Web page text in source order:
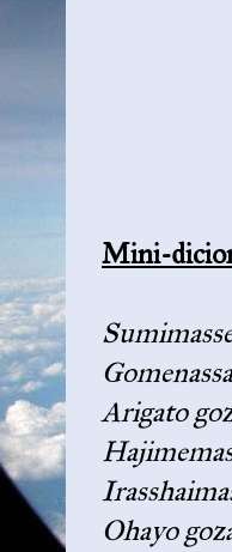
Mini-
Arigato
Ohayo